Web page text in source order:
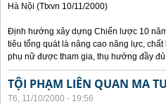
Hà Nội (Ttxvn 10/11/2000)
Định hướng xây dựng Chiến lược 10
tiêu tổng quát là nâng cao năng lực,
phụ nữ được tham gia, thụ hưởng đầy
TỘI PHẠM LIÊN QUAN MA
T6, 11/10/2000 - 19:56